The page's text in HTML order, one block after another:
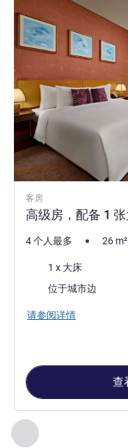
上一个 - 客房
第 页，共 , 客房
客房
高级房，配备 1
4 个人最多 26 m²
床上用品1 x 大床
位于城市边
请参阅详情
查